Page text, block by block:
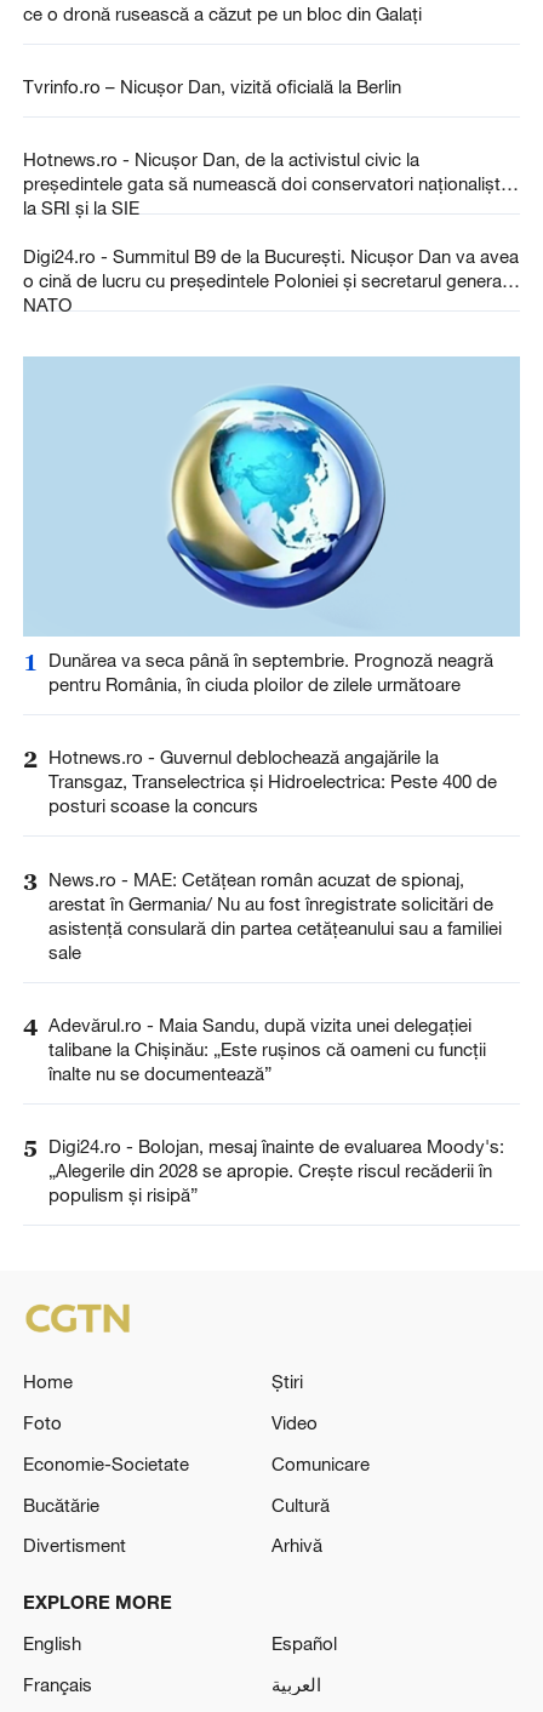
ce o dronă rusească a căzut pe un bloc din Galați
Tvrinfo.ro – Nicușor Dan, vizită oficială la Berlin
Hotnews.ro - Nicușor Dan, de la activistul civic la
președintele gata să numească doi conservatori naționaliști
la SRI și la SIE
Digi24.ro - Summitul B9 de la București. Nicușor Dan va avea
o cină de lucru cu președintele Poloniei și secretarul general
NATO
1
Dunărea va seca până în septembrie. Prognoză neagră
pentru România, în ciuda ploilor de zilele următoare
2 Hotnews.ro - Guvernul deblochează angajările la
Transgaz, Transelectrica și Hidroelectrica: Peste 400 de
posturi scoase la concurs
3 News.ro - MAE: Cetăţean român acuzat de spionaj,
arestat în Germania/ Nu au fost înregistrate solicitări de
asistenţă consulară din partea cetăţeanului sau a familiei
sale
4 Adevărul.ro - Maia Sandu, după vizita unei delegației
talibane la Chișinău: „Este rușinos că oameni cu funcții
înalte nu se documentează”
5
Digi24.ro - Bolojan, mesaj înainte de evaluarea Moody's:
„Alegerile din 2028 se apropie. Crește riscul recăderii în
populism și risipă”
Home
Știri
Foto
Video
Economie-Societate
Comunicare
Bucătărie
Cultură
Divertisment
Arhivă
EXPLORE MORE
English
Español
Français
العربية